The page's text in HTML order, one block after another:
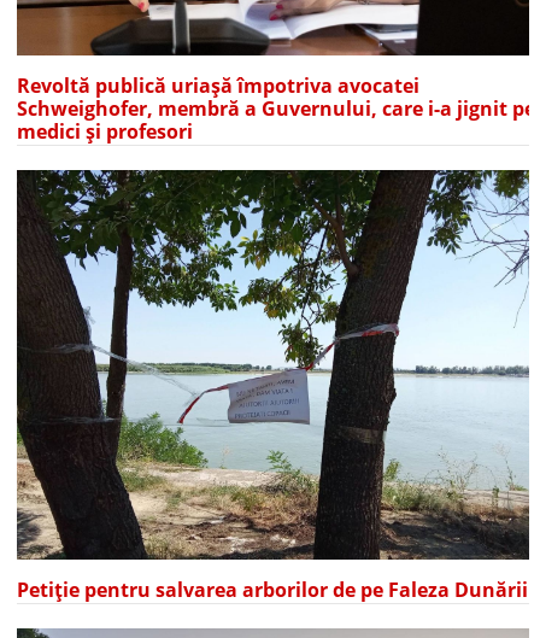
Revoltă publică uriașă împotriva avocatei
Schweighofer, membră a Guvernului, care i-a jignit pe
medici și profesori
Petiție pentru salvarea arborilor de pe Faleza Dunării